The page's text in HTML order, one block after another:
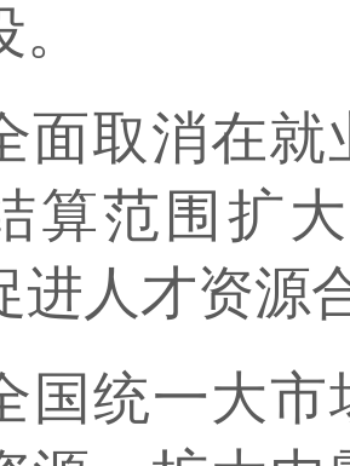
消在就
算范围扩
进人才资源
一大市场